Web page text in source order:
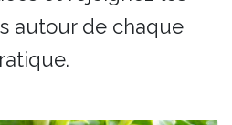
autour de chaque